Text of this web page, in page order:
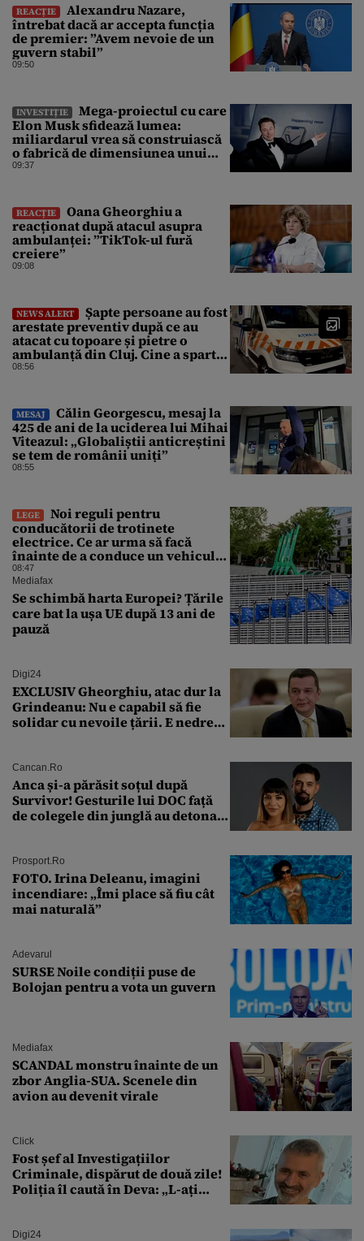
REACȚIE
Alexandru Nazare,
întrebat dacă ar accepta funcția
de premier: ”Avem nevoie de un
guvern stabil”
09:50
INVESTIȚIE
Mega-proiectul cu care
Elon Musk sfidează lumea:
miliardarul vrea să construiască
o fabrică de dimensiunea unui
oraș
09:37
REACȚIE
Oana Gheorghiu a
reacționat după atacul asupra
ambulanței: ”TikTok-ul fură
creiere”
09:08
NEWS ALERT
Șapte persoane au fost
arestate preventiv după ce au
atacat cu topoare și pietre o
ambulanță din Cluj. Cine a spart
parbrizul și l-a rănit pe șofer
08:56
MESAJ
Călin Georgescu, mesaj la
425 de ani de la uciderea lui Mihai
Viteazul: „Globaliștii anticreștini
se tem de românii uniți”
08:55
LEGE
Noi reguli pentru
conducătorii de trotinete
electrice. Ce ar urma să facă
înainte de a conduce un vehicul
pe drumurile publice
08:47
Mediafax
Se schimbă harta Europei? Țările
care bat la ușa UE după 13 ani de
pauză
Digi24
EXCLUSIV Gheorghiu, atac dur la
Grindeanu: Nu e capabil să fie
solidar cu nevoile țării. E nedrept
Cancan.ro
Anca și-a părăsit soțul după
Survivor! Gesturile lui DOC față
de colegele din junglă au detonat
Prosport.ro
FOTO. Irina Deleanu, imagini
incendiare: „Îmi place să fiu cât
mai naturală”
Adevarul
SURSE Noile condiții puse de
Bolojan pentru a vota un guvern
Mediafax
SCANDAL monstru înainte de un
zbor Anglia-SUA. Scenele din
avion au devenit virale
Click
Fost șef al Investigațiilor
Criminale, dispărut de două zile!
Poliția îl caută în Deva: „L-ați
Digi24